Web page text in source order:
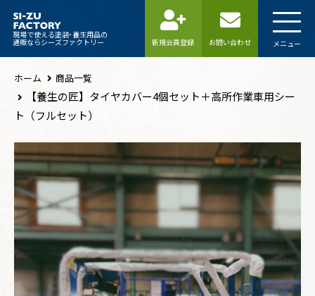
現場で使える塗装･養生用品の
通販ならシーズファクトリー 新規会員登録 お問い合わせ メニュー
ホーム 商品一覧
【養生の匠】タイヤカバー4個セット＋高所作業車用シー
ト（フルセット）